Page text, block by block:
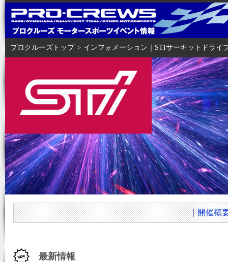
プロクルーズトップ > インフォメーション｜STIサーキットドライ
｜開催概
最新情報